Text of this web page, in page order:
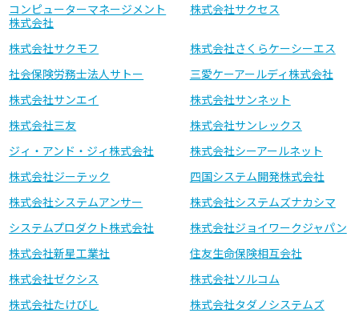
コンピューターマネージメント
株式会社
株式会社サクセス
株式会社サクモフ
株式会社さくらケーシーエス
社会保険労務士法人サトー
三愛ケーアールディ株式会社
株式会社サンエイ
株式会社サンネット
株式会社三友
株式会社サンレックス
ジィ・アンド・ジィ株式会社
株式会社シーアールネット
株式会社ジーテック
四国システム開発株式会社
株式会社システムアンサー
株式会社システムズナカシマ
システムプロダクト株式会社
株式会社ジョイワークジャパン
株式会社新星工業社
住友生命保険相互会社
株式会社ゼクシス
株式会社ソルコム
株式会社たけびし
株式会社タダノシステムズ